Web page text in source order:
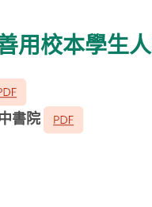
用校本學生
書院